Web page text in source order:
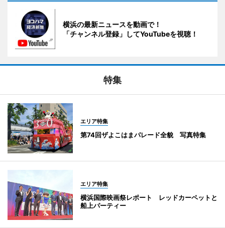
横浜の最新ニュースを動画で！
「チャンネル登録」してYouTubeを視聴！
特集
エリア特集
第74回ザよこはまパレード全貌 写真特集
エリア特集
横浜国際映画祭レポート レッドカーペットと
船上パーティー